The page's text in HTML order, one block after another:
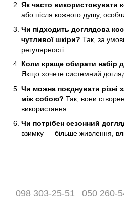
Як часто використовувати
або після кожного душу,
Чи підходить доглядова
чутливої шкіри? Так, за
регулярності.
Коли краще обирати набір
Якщо хочете системний догляд
Чи можна поєднувати різні
між собою? Так, вони
використання.
Чи потрібен сезонний
взимку — більше живлення,
098 303-25-51 050 260-